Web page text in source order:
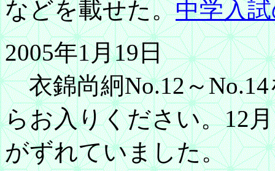
などを載せた。中学入
2005年1月19日
衣錦尚絅No.12～No.14
らお入りください。12
がずれていました。